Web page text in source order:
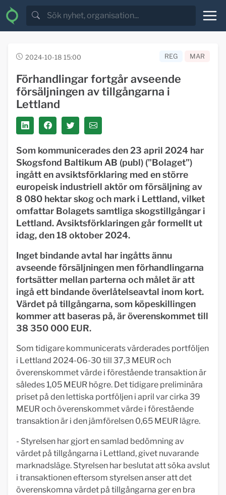
2024-10-18 15:00 REG MAR
Förhandlingar fortgår avseende
försäljningen av tillgångarna i
Lettland
Som kommunicerades den 23 april 2024 har
Skogsfond Baltikum AB (publ) ("Bolaget")
ingått en avsiktsförklaring med en större
europeisk industriell aktör om försäljning av
8 080 hektar skog och mark i Lettland, vilket
omfattar Bolagets samtliga skogstillgångar i
Lettland. Avsiktsförklaringen går formellt ut
idag, den 18 oktober 2024.
Inget bindande avtal har ingåtts ännu
avseende försäljningen men förhandlingarna
fortsätter mellan parterna och målet är att
ingå ett bindande överlåtelseavtal inom kort.
Värdet på tillgångarna, som köpeskillingen
kommer att baseras på, är överenskommet till
38 350 000 EUR.
Som tidigare kommunicerats värderades portföljen
i Lettland 2024-06-30 till 37,3 MEUR och
överenskommet värde i förestående transaktion är
således 1,05 MEUR högre. Det tidigare preliminära
priset på den lettiska portföljen i april var cirka 39
MEUR och överenskommet värde i förestående
transaktion är i den jämförelsen 0,65 MEUR lägre.
- Styrelsen har gjort en samlad bedömning av
värdet på tillgångarna i Lettland, givet nuvarande
marknadsläge. Styrelsen har beslutat att söka avslut
i transaktionen eftersom styrelsen anser att det
överenskomna värdet på tillgångarna ger en bra